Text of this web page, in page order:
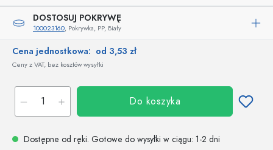
DOSTOSUJ POKRYWĘ
100023160, Pokrywka, PP, Biały
Cena jednostkowa: od 3,53 zł
Ceny z VAT, bez kosztów wysyłki
Do koszyka
Dostępne od ręki. Gotowe do wysyłki w ciągu: 1-2 dni